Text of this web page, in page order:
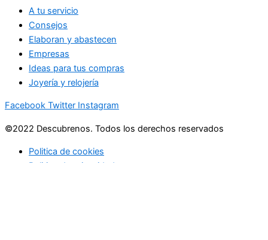
A tu servicio
Consejos
Elaboran y abastecen
Empresas
Ideas para tus compras
Joyería y relojería
Facebook Twitter Instagram
©2022 Descubrenos. Todos los derechos reservados
Politica de cookies
Politico de privacidad